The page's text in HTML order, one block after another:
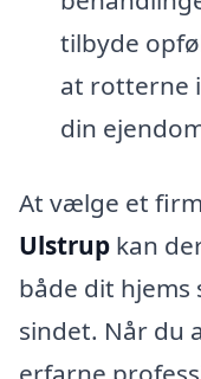
tilbyde
at rotterne
din
At vælge et
Ulstrup kan
både dit hjems
sindet. Når du